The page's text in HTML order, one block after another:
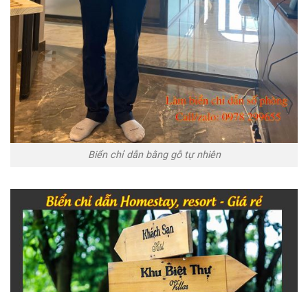
Biển chỉ dẫn bằng gỗ tự nhiên